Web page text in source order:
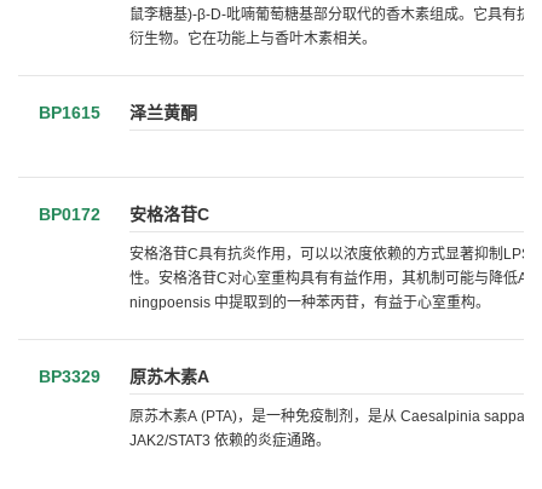
鼠李糖基)-β-D-吡喃葡萄糖基部分取代的香木素组成。它具有
衍生物。它在功能上与香叶木素相关。
BP1615 泽兰黄酮
BP0172 安格洛苷C
安格洛苷C具有抗炎作用，可以以浓度依赖的方式显著抑制
性。安格洛苷C对心室重构具有有益作用，其机制可能与降低
ningpoensis 中提取到的一种苯丙苷，有益于心室重构。
BP3329 原苏木素A
原苏木素A (PTA)，是一种免疫制剂，是从 Caesalpinia sappan
JAK2/STAT3 依赖的炎症通路。